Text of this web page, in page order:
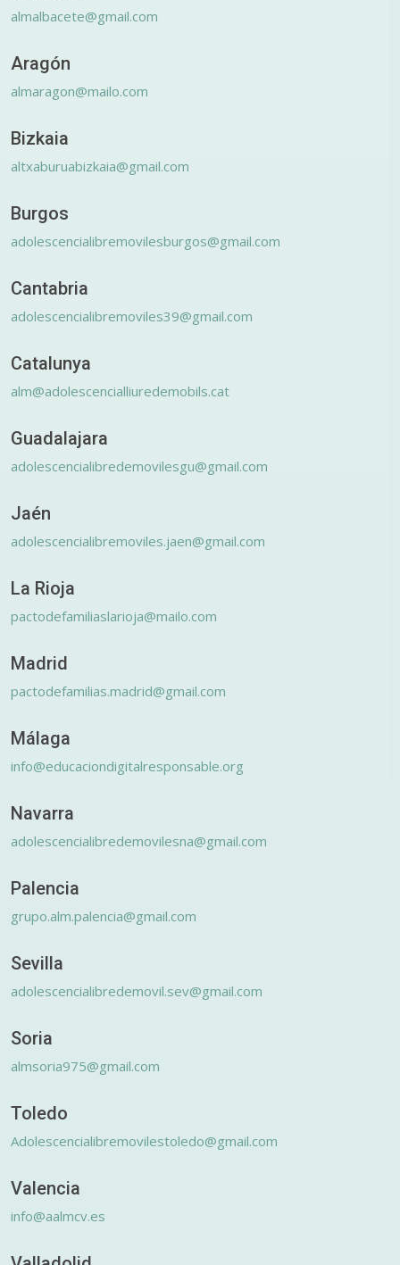
almalbacete@gmail.com
Aragón
almaragon@mailo.com
Bizkaia
altxaburuabizkaia@gmail.com
Burgos
adolescencialibremovilesburgos@gmail.com
Cantabria
adolescencialibremoviles39@gmail.com
Catalunya
alm@adolescencialliuredemobils.cat
Guadalajara
adolescencialibredemovilesgu@gmail.com
Jaén
adolescencialibremoviles.jaen@gmail.com
La Rioja
pactodefamiliaslarioja@mailo.com
Madrid
pactodefamilias.madrid@gmail.com
Málaga
info@educaciondigitalresponsable.org
Navarra
adolescencialibredemovilesna@gmail.com
Palencia
grupo.alm.palencia@gmail.com
Sevilla
adolescencialibredemovil.sev@gmail.com
Soria
almsoria975@gmail.com
Toledo
Adolescencialibremovilestoledo@gmail.com
Valencia
info@aalmcv.es